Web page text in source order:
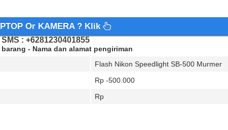
Or KAMERA ? Klik
: +6281230401855
- Nama dan alamat pengiriman
Flash Nikon Speedlight SB-500 Murmer
Rp -500.000
Rp